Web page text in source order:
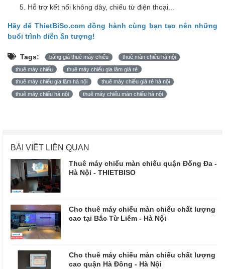
Hỗ trợ kết nối không dây, chiếu từ điện thoại...
Hãy để ThietBiSo.com đồng hành cùng bạn tạo nên những
buổi trình diễn ấn tượng!
Tags: bảng giá thuê máy chiếu thuê màn chiếu hà nội
thuê máy chiếu thuê máy chiếu gia lâm giá rẻ
thuê máy chiếu gia lâm hà nội thuê máy chiếu giá rẻ hà nội
thuê máy chiếu hà nội thuê máy chiếu màn chiếu hà nội
BÀI VIẾT LIÊN QUAN
Thuê máy chiếu màn chiếu quận Đống Đa -
Hà Nội - THIETBISO
Cho thuê máy chiếu màn chiếu chất lượng
cao tại Bắc Từ Liêm - Hà Nội
Cho thuê máy chiếu màn chiếu chất lượng
cao quận Hà Đông - Hà Nội